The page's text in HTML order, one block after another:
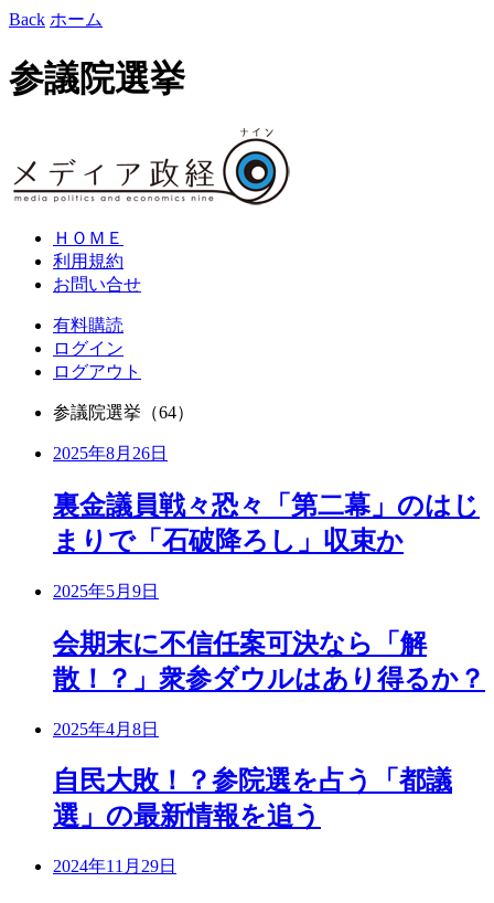
Back ホーム
参議院選挙
ＨＯＭＥ
利用規約
お問い合せ
有料購読
ログイン
ログアウト
参議院選挙 （64）
2025年8月26日
裏金議員戦々恐々「第二幕」のはじ
まりで「石破降ろし」収束か
2025年5月9日
会期末に不信任案可決なら「解
散！？」衆参ダウルはあり得るか？
2025年4月8日
自民大敗！？参院選を占う「都議
選」の最新情報を追う
2024年11月29日